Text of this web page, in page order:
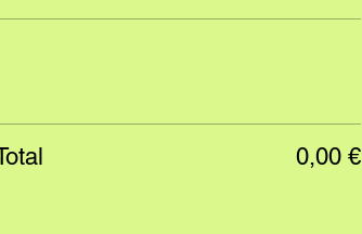
0,00 €